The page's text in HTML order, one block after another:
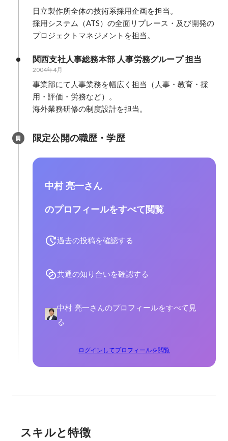
日立製作所全体の技術系採用企画を担当。
採用システム（ATS）の全面リプレース・及び開発の
プロジェクトマネジメントを担当。
関西支社人事総務本部 人事労務グループ 担当
2004年4月
事業部にて人事業務を幅広く担当（人事・教育・採
用・評価・労務など）。
海外業務研修の制度設計を担当。
限定公開の職歴・学歴
中村 亮一さん
のプロフィールをすべて閲覧
過去の投稿を確認する
共通の知り合いを確認する
中村 亮一さんのプロフィールをすべて見
る
ログインしてプロフィールを閲覧
スキルと特徴